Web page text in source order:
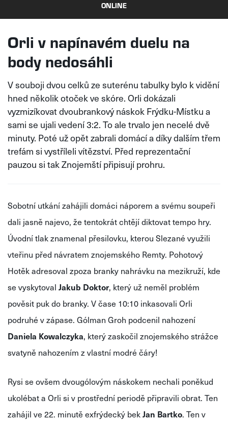
ONLINE
Orli v napínavém duelu na
body nedosáhli
V souboji dvou celků ze suterénu tabulky bylo k vidění
hned několik otoček ve skóre. Orli dokázali
vyzmizíkovat dvoubrankový náskok Frýdku-Místku a
sami se ujali vedení 3:2. To ale trvalo jen necelé dvě
minuty. Poté už opět zabrali domácí a díky dalším třem
trefám si vystříleli vítězství. Před reprezentační
pauzou si tak Znojemští připisují prohru.
Sobotní utkání zahájili domáci náporem a svému soupeři
dali jasně najevo, že tentokrát chtějí diktovat tempo hry.
Úvodní tlak znamenal přesilovku, kterou Slezané využili
vteřinu před návratem znojemského Remty. Pohotový
Hotěk adresoval zpoza branky nahrávku na mezikruží, kde
se vyskytoval Jakub Doktor, který už neměl problém
pověsit puk do branky. V čase 10:10 inkasovali Orli
podruhé v zápase. Gólman Groh podcenil nahození
Daniela Kowalczyka, který zaskočil znojemského strážce
svatyně nahozením z vlastní modré čáry!
Rysi se ovšem dvougólovým náskokem nechali poněkud
ukolébat a Orli si v prostřední periodě připravili obrat. Ten
zahájil ve 22. minutě exfrýdecký bekJan Bartko. Ten v